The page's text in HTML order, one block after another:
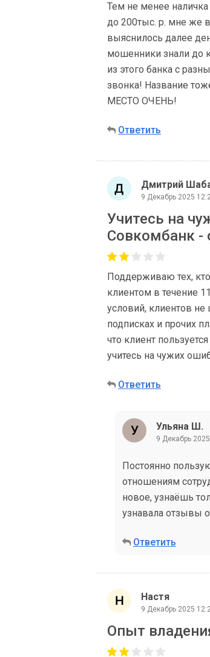
Тем не менее
до 200тыс. р. мне же
выяснилось далее
мошенники знали до
из этого банка с
звонка! Название
МЕСТО ОЧЕНЬ!
Ответить
Дмитрий
9 Декабрь 2025
Учитесь на
Совкомбанк -
Поддерживаю тех,
клиентом в течение
условий, клиентов не
подписках и прочих
что клиент
учитесь на чужих
Ответить
Ульяна Ш.
9 Декабрь
Постоянно
отношениям
новое, узнаёшь
узнавала отзывы
Ответить
Настя
9 Декабрь 2025
Опыт